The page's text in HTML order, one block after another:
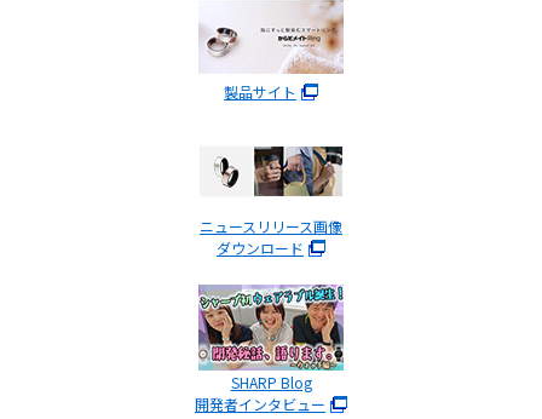
製品サイト
ニュースリリース画像
ダウンロード
SHARP Blog
開発者インタビュー